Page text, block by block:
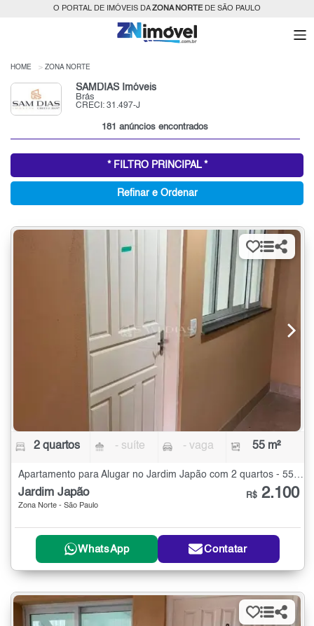
O PORTAL DE IMÓVEIS DAZONA NORTEDE SÃO PAULO
HOME ZONA NORTE
SAMDIAS Imóveis
Brás
CRECI: 31.497-J
181 anúncios encontrados
* FILTRO PRINCIPAL *
Refinar e Ordenar
2 quartos - suíte - vaga 55 m²
Apartamento para Alugar no Jardim Japão com 2 quartos - 55 m²
Jardim Japão
Zona Norte - São Paulo
R$ 2.100
WhatsApp Contatar